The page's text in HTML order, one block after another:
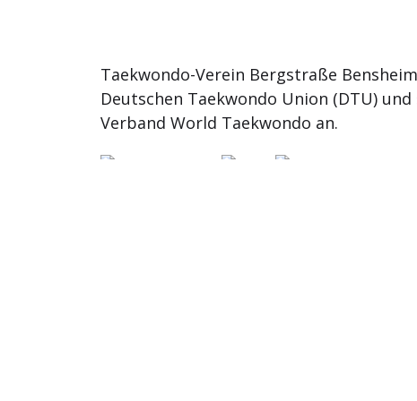
Taekwondo-Verein Bergstraße
Deutschen Taekwondo Union (DTU)
Verband World Taekwondo an.